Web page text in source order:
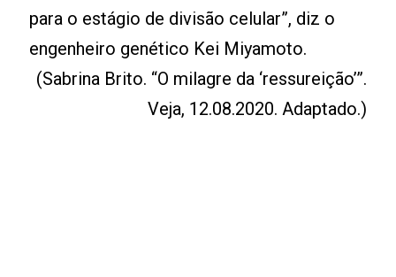
para o estágio de divisão celular”, diz o
engenheiro genético Kei Miyamoto.
(Sabrina Brito. “O milagre da ‘ressureição’”.
Veja, 12.08.2020. Adaptado.)